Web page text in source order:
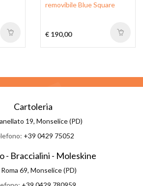
removibile Blue Square
€ 190,00
Cartoleria
19, Monselice (PD)
+39 0429 75052
- Braccialini - Moleskine
69, Monselice (PD)